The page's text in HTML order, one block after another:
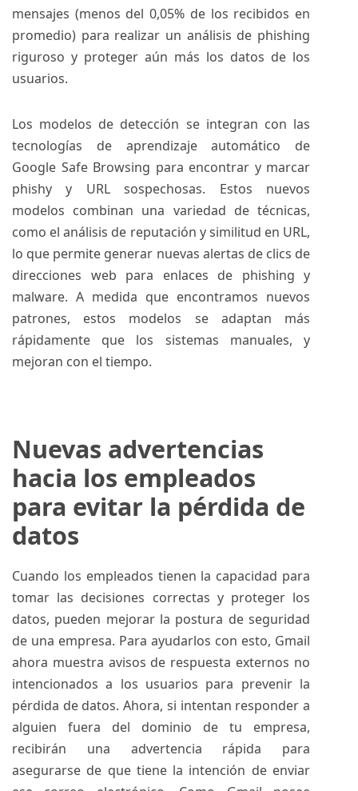
mensajes (menos del 0,05% de los recibidos en
promedio) para realizar un análisis de phishing
riguroso y proteger aún más los datos de los
usuarios.
Los modelos de detección se integran con las
tecnologías de aprendizaje automático de
Google Safe Browsing para encontrar y marcar
phishy y URL sospechosas. Estos nuevos
modelos combinan una variedad de técnicas,
como el análisis de reputación y similitud en URL,
lo que permite generar nuevas alertas de clics de
direcciones web para enlaces de phishing y
malware. A medida que encontramos nuevos
patrones, estos modelos se adaptan más
rápidamente que los sistemas manuales, y
mejoran con el tiempo.
Nuevas advertencias
hacia los empleados
para evitar la pérdida de
datos
Cuando los empleados tienen la capacidad para
tomar las decisiones correctas y proteger los
datos, pueden mejorar la postura de seguridad
de una empresa. Para ayudarlos con esto, Gmail
ahora muestra avisos de respuesta externos no
intencionados a los usuarios para prevenir la
pérdida de datos. Ahora, si intentan responder a
alguien fuera del dominio de tu empresa,
recibirán una advertencia rápida para
asegurarse de que tiene la intención de enviar